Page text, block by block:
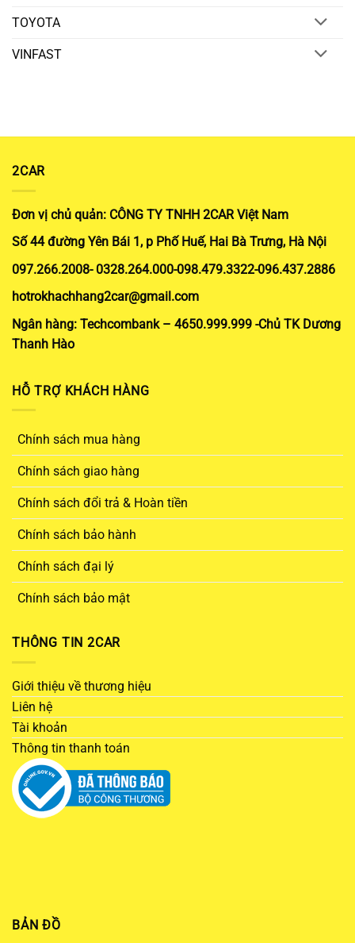
TOYOTA
VINFAST
2CAR
Đơn vị chủ quản: CÔNG TY TNHH 2CAR Việt Nam
Số 44 đường Yên Bái 1, p Phố Huế, Hai Bà Trưng, Hà Nội
097.266.2008- 0328.264.000-098.479.3322-096.437.2886
hotrokhachhang2car@gmail.com
Ngân hàng: Techcombank – 4650.999.999 -Chủ TK Dương
Thanh Hào
HỖ TRỢ KHÁCH HÀNG
Chính sách mua hàng
Chính sách giao hàng
Chính sách đổi trả & Hoàn tiền
Chính sách bảo hành
Chính sách đại lý
Chính sách bảo mật
THÔNG TIN 2CAR
Giới thiệu về thương hiệu
Liên hệ
Tài khoản
Thông tin thanh toán
BẢN ĐỒ